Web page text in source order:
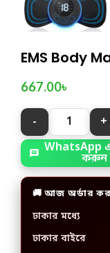
EMS Body
667.00৳
WhatsApp
করুন
🚚 আজ অর্ডার
ঢাকার মধ্যে
ঢাকার বাইরে